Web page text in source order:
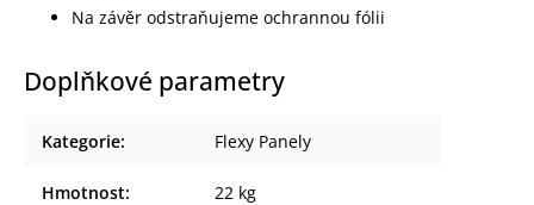
Na závěr odstraňujeme ochrannou fólii
Doplňkové parametry
Kategorie: Flexy Panely
Hmotnost: 22 kg